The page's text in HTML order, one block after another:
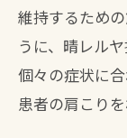
維持するため
うに、晴レル
個々の症状に
患者の肩こり